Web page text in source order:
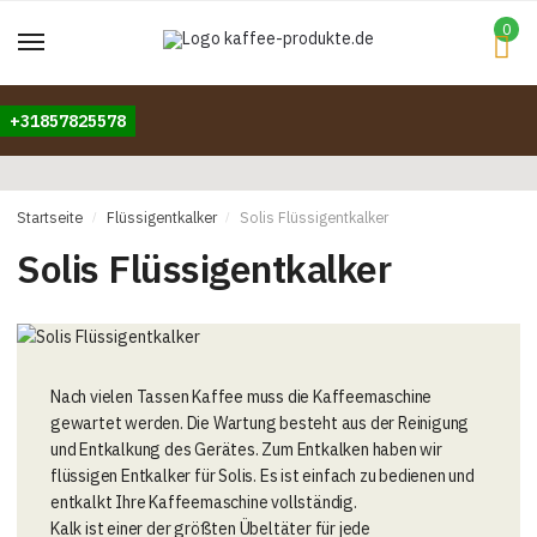
to
to
0
+31857825578
Startseite / Flüssigentkalker / Solis Flüssigentkalker
Solis Flüssigentkalker
Nach vielen Tassen Kaffee muss die Kaffeemaschine
gewartet werden. Die Wartung besteht aus der Reinigung
und Entkalkung des Gerätes. Zum Entkalken haben wir
flüssigen Entkalker für Solis. Es ist einfach zu bedienen und
entkalkt Ihre Kaffeemaschine vollständig.
Kalk ist einer der größten Übeltäter für jede